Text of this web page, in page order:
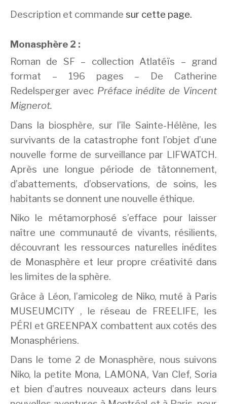
Description et commande sur cette page.
Monasphère 2 :
Roman de SF – collection Atlatéïs – grand
format – 196 pages – De Catherine
Redelsperger avec Préface inédite de Vincent
Mignerot.
Dans la biosphère, sur l’île Sainte-Hélène, les
survivants de la catastrophe font l’objet d’une
nouvelle forme de surveillance par LIFWATCH.
Après une longue période de tâtonnement,
d’abattements, d’observations, de soins, les
habitants se donnent une nouvelle éthique.
Niko le métamorphosé s’efface pour laisser
naître une communauté de vivants, résilients,
découvrant les ressources naturelles inédites
de Monasphère et leur propre créativité dans
les limites de la sphère.
Grâce à Léon, l’amicoleg de Niko, muté à Paris
MUSEUMCITY , le réseau de FREELIFE, les
PÉRI et GREENPAX combattent aux cotés des
Monasphériens.
Dans le tome 2 de Monasphère, nous suivons
Niko, la petite Mona, LAMONA, Van Clef, Soria
et bien d’autres nouveaux acteurs dans leurs